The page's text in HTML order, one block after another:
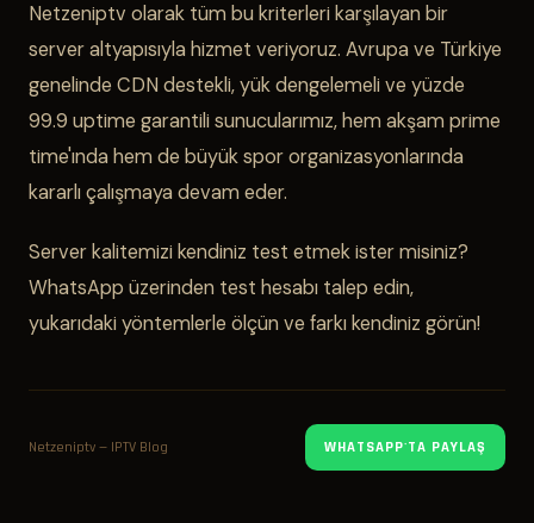
Netzeniptv olarak tüm bu kriterleri karşılayan bir
server altyapısıyla hizmet veriyoruz. Avrupa ve Türkiye
genelinde CDN destekli, yük dengelemeli ve yüzde
99.9 uptime garantili sunucularımız, hem akşam prime
time'ında hem de büyük spor organizasyonlarında
kararlı çalışmaya devam eder.
Server kalitemizi kendiniz test etmek ister misiniz?
WhatsApp üzerinden test hesabı talep edin,
yukarıdaki yöntemlerle ölçün ve farkı kendiniz görün!
Netzeniptv — IPTV Blog WHATSAPP'TA PAYLAŞ